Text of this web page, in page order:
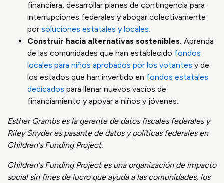
financiera, desarrollar planes de contingencia para
interrupciones federales y abogar colectivamente
por soluciones estatales y locales.
Construir hacia alternativas sostenibles. Aprenda
de las comunidades que han establecido fondos
locales para niños aprobados por los votantes y de
los estados que han invertido en fondos estatales
dedicados para llenar nuevos vacíos de
financiamiento y apoyar a niños y jóvenes.
Esther Grambs es la gerente de datos fiscales federales y
Riley Snyder es pasante de datos y políticas federales en
Children's Funding Project.
Children's Funding Project es una organización de impacto
social sin fines de lucro que ayuda a las comunidades, los